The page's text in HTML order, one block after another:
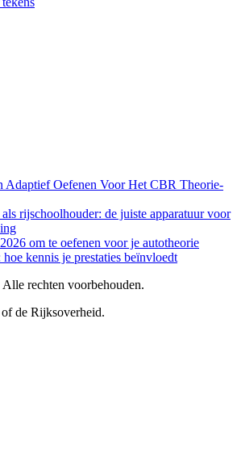
Adaptief Oefenen Voor Het CBR Theorie-
rijschoolhouder: de juiste apparatuur voor
om te oefenen voor je autotheorie
kennis je prestaties beïnvloedt
rechten voorbehouden.
de Rijksoverheid.